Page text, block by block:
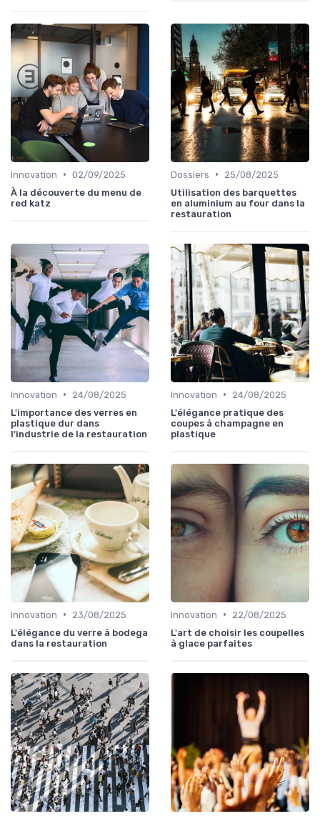
Innovation • 02/09/2025
À la découverte du menu de
red katz
Dossiers •
25/08/2025
Utilisation des barquettes
en aluminium au four dans la
restauration
Innovation •
24/08/2025
L'importance des verres en
plastique dur dans
l'industrie de la restauration
Innovation •
24/08/2025
L'élégance pratique des
coupes à champagne en
plastique
Innovation •
23/08/2025
L'élégance du verre à bodega
dans la restauration
Innovation •
22/08/2025
L'art de choisir les coupelles
à glace parfaites